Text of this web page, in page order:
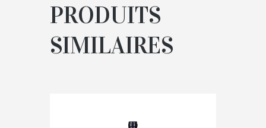
PRODUITS
SIMILAIRES